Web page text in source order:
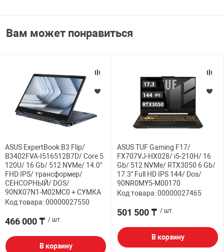
Вам может понравиться
ASUS ExpertBook B3 Flip/
B3402FVA-I516512B7D/ Core 5
120U/ 16 Gb/ 512 NVMe/ 14.0"
FHD IPS/ трансформер/
СЕНСОРНЫЙ/ DOS/
90NX07N1-M02MC0 + СУМКА
Код товара: 00000027550
466 000 ₸ / шт.
В корзину
ASUS TUF Gaming F17/
FX707VJ-HX028/ i5-210H/ 16
Gb/ 512 NVMe/ RTX3050 6 Gb/
17.3" Full HD IPS 144/ Dos/
90NR0MY5-M00170
Код товара: 00000027465
501 500 ₸ / шт.
В корзину